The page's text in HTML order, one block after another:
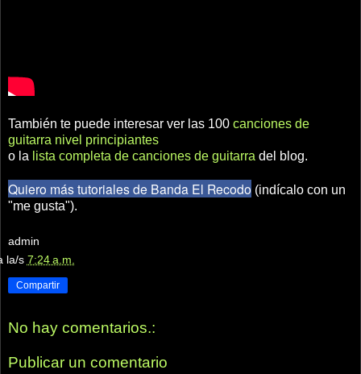
También te puede interesar ver las 100 canciones de
guitarra nivel principiantes
o la lista completa de canciones de guitarra del blog.
Quiero más tutoriales de Banda El Recodo (indícalo con un
"me gusta").
admin
la/s 7:24 a.m.
Compartir
No hay comentarios.:
Publicar un comentario